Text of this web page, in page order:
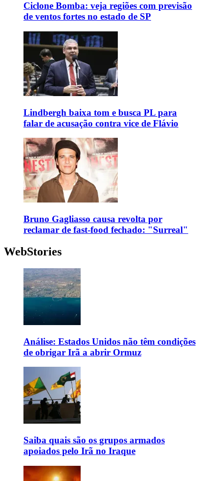
Ciclone Bomba: veja regiões com previsão
de ventos fortes no estado de SP
Lindbergh baixa tom e busca PL para
falar de acusação contra vice de Flávio
Bruno Gagliasso causa revolta por
reclamar de fast-food fechado: "Surreal"
WebStories
Análise: Estados Unidos não têm condições
de obrigar Irã a abrir Ormuz
Saiba quais são os grupos armados
apoiados pelo Irã no Iraque